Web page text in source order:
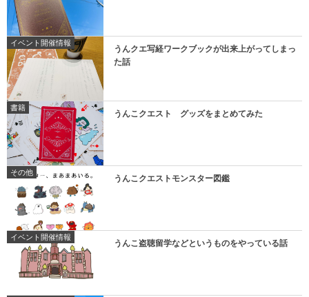
イベント開催情報
うんクエ写経ワークブックが出来上がってしまっ
た話
書籍
うんこクエスト グッズをまとめてみた
その他
うんこクエストモンスター図鑑
イベント開催情報
うんこ盗聴留学などというものをやっている話